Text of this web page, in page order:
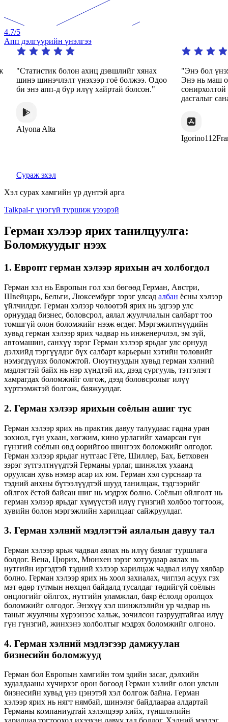
4.7/5
Апп дэлгүүрийн үнэлгээ
"Статистик болон ахиц дэвшлийг хянах
шинэ шинэчлэлт үнэхээр гоё болжээ. Одоо
би энэ апп-д бүр илүү хайртай болсон."
Alyona Alta
"Энэ бол
Энэ нь маш
сонирхолтой
дасгалыг
Сураж эхэл
Хэл сурах хамгийн үр дүнтэй арга
Talkpal-г үнэгүй туршиж үзээрэй
Герман хэлээр ярих танилцуулга:
Боломжуудыг нээх
1. Европт герман хэлээр ярихын ач холбогдол
Герман хэл нь Европын гол хэл бөгөөд Герман, Австри,
Швейцарь, Бельги, Люксембург зэрэг улсад албан ёсны хэлээр
үйлчилдэг. Герман хэлээр чөлөөтэй ярих нь эдгээр улс
орнуудад бизнес, боловсрол, аялал жуулчлалын салбарт тоо
томшгүй олон боломжийг нээж өгдөг. Мэргэжилтнүүдийн
хувьд герман хэлээр ярих чадвар нь инженерчлэл, эм зүй,
автомашин, санхүү зэрэг Герман хэлээр ярьдаг улс орнууд
дэлхийд тэргүүлдэг бүх салбарт карьерын хэтийн төлөвийг
нэмэгдүүлэх боломжтой. Оюутнуудын хувьд герман хэлний
мэдлэгтэй байх нь нэр хүндтэй их, дээд сургууль, тэтгэлэгт
хамрагдах боломжийг олгож, дээд боловсролыг илүү
хүртээмжтэй болгож, баяжуулдаг.
2. Герман хэлээр ярихын соёлын ашиг тус
Герман хэлээр ярих нь практик давуу талуудаас гадна уран
зохиол, гүн ухаан, хөгжим, кино урлагийг хамарсан гүн
гүнзгий соёлын өвд өөрийгөө шингээх боломжийг олгодог.
Герман хэлээр ярьдаг нутгаас Гёте, Шиллер, Бах, Бетховен
зэрэг зүтгэлтнүүдтэй Германы урлаг, шинжлэх ухаанд
оруулсан хувь нэмэр асар их юм. Герман хэл сурснаар та
тэдний анхны бүтээлүүдтэй шууд танилцаж, тэдгээрийг
ойлгох ёстой байсан шиг нь мэдрэх болно. Соёлын ойлголт нь
герман хэлээр ярьдаг хүмүүстэй илүү гүнзгий холбоо тогтоож,
хувийн болон мэргэжлийн харилцааг сайжруулдаг.
3. Герман хэлний мэдлэгтэй аялалын давуу тал
Герман хэлээр ярьж чадвал аялах нь илүү баялаг туршлага
болдог. Вена, Цюрих, Мюнхен зэрэг хотуудаар аялах нь
нутгийн иргэдтэй тэдний хэлээр харилцаж чадвал илүү хялбар
болно. Герман хэлээр ярих нь хоол захиалах, чиглэл асуух гэх
мэт өдөр тутмын нөхцөл байдалд тусалдаг төдийгүй соёлын
онцлогийг ойлгох, нутгийн уламжлал, баяр ёслолд оролцох
боломжийг олгодог. Энэхүү хэл шинжлэлийн ур чадвар нь
таныг жуулчны хүрээнээс хальж, зочилсон газруудтайгаа илүү
гүн гүнзгий, жинхэнэ холболтыг мэдрэх боломжийг олгоно.
4. Герман хэлний мэдлэгээр дамжуулан
бизнесийн боломжууд
Герман бол Европын хамгийн том эдийн засаг, дэлхийн
худалдааны хүчирхэг орон бөгөөд Герман хэлийг олон улсын
бизнесийн хувьд үнэ цэнэтэй хэл болгож байна. Герман
хэлээр ярих нь нягт нямбай, шинэлэг байдлаараа алдартай
Германы компаниудтай хэлэлцээр хийх, түншлэлийн